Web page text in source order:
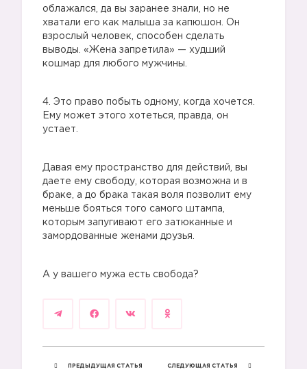
облажался, да вы заранее знали, но не
хватали его как малыша за капюшон. Он
взрослый человек, способен сделать
выводы. «Жена запретила» — худший
кошмар для любого мужчины.
4. Это право побыть одному, когда хочется.
Ему может этого хотеться, правда, он
устает.
Давая ему пространство для действий, вы
даете ему свободу, которая возможна и в
браке, а до брака такая воля позволит ему
меньше бояться того самого штампа,
которым запугивают его затюканные и
замордованные женами друзья.
А у вашего мужа есть свобода?
ПРЕДЫДУЩАЯ СТАТЬЯ СЛЕДУЮЩАЯ СТАТЬЯ